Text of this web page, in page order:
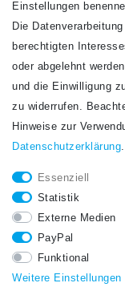
Newsletter
Honig
Hiermit bestätige ich,
STAY
Einstellungen
Die
berechtigten
oder abgelehnt
und die Einwilligung
zu widerrufen.
Hinweise zur
Daten­schutz­erklärung.
Essenziell
Statistik
Externe Medien
PayPal
Funktional
Weitere Einstellungen